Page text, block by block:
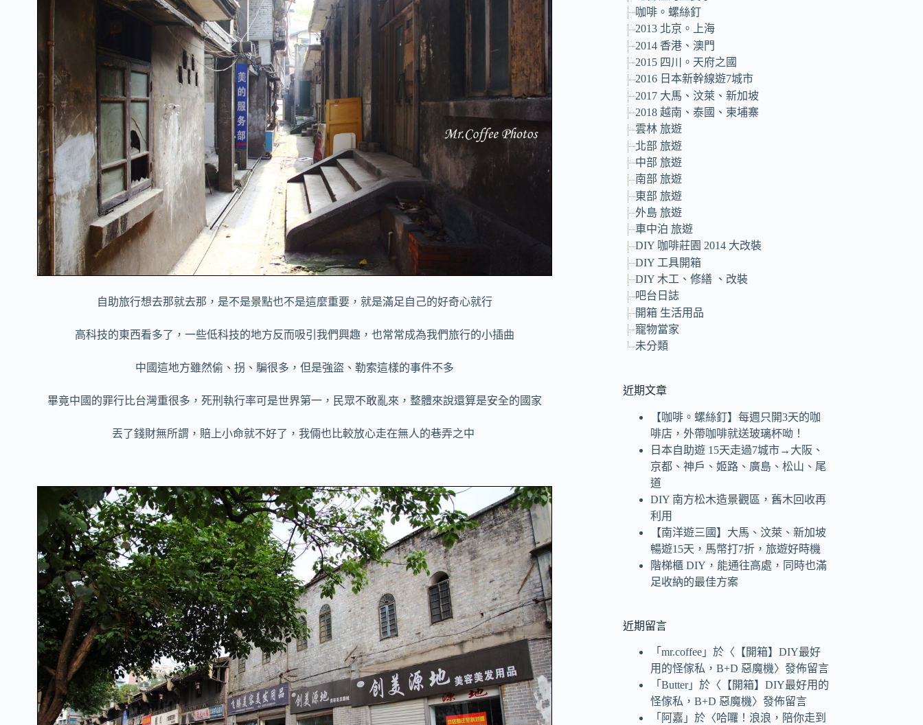
自助旅行想去那就去那，是不是景點也不是這麼重要，就是滿足自己的好奇心就行
高科技的東西看多了，一些低科技的地方反而吸引我們興趣，也常常成為我們旅行的小插曲
中國這地方雖然偷、拐、騙很多，但是強盜、勒索這樣的事件不多
畢竟中國的罪行比台灣重很多，死刑執行率可是世界第一，民眾不敢亂來，整體來說還算是安全的國家
丟了錢財無所謂，賠上小命就不好了，我倆也比較放心走在無人的巷弄之中
咖啡。螺絲釘
2013 北京。上海
2014 香港、澳門
2015 四川。天府之國
2016 日本新幹線遊7城市
2017 大馬、汶萊、新加坡
2018 越南、泰國、柬埔寨
雲林 旅遊
北部 旅遊
中部 旅遊
南部 旅遊
東部 旅遊
外島 旅遊
車中泊 旅遊
DIY 咖啡莊園 2014 大改裝
DIY 工具開箱
DIY 木工、修繕 、改裝
吧台日誌
開箱 生活用品
寵物當家
未分類
近期文章
【咖啡。螺絲釘】每週只開3天的咖
啡店，外帶咖啡就送玻璃杯呦！
日本自助遊 15天走過7城市→大阪、
京都、神戶、姬路、廣島、松山、尾
道
DIY 南方松木造景觀區，舊木回收再
利用
【南洋遊三國】大馬、汶萊、新加坡
暢遊15天，馬幣打7折，旅遊好時機
階梯櫃 DIY，能通往高處，同時也滿
足收納的最佳方案
近期留言
「mr.coffee 」於〈 【開箱】DIY最好
用的怪傢私，B+D 惡魔機〉發佈留言
「Butter」於〈 【開箱】DIY最好用的
怪傢私，B+D 惡魔機〉發佈留言
「 阿嘉 」於〈哈囉！浪浪，陪你走到